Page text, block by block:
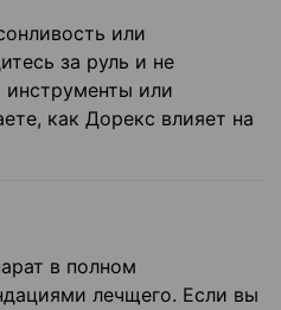
или
за руль и не
инструменты или
как Дорекс влияет на
в полном
лечщего. Если вы